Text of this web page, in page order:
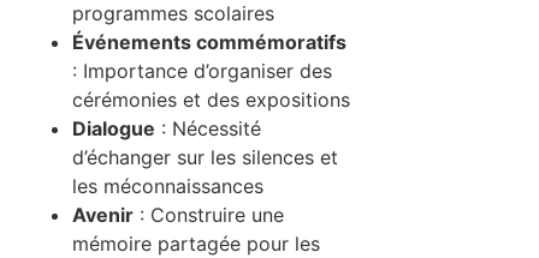
programmes scolaires
Événements commémoratifs
: Importance d’organiser des
cérémonies et des expositions
Dialogue : Nécessité
d’échanger sur les silences et
les méconnaissances
Avenir : Construire une
mémoire partagée pour les